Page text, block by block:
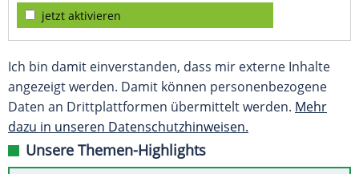
jetzt aktivieren
Ich bin damit einverstanden, dass mir externe Inhalte
angezeigt werden. Damit können personenbezogene
Daten an Drittplattformen übermittelt werden. Mehr
dazu in unseren Datenschutzhinweisen.
Unsere Themen-Highlights